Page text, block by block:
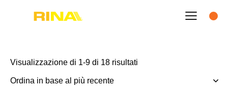
Visualizzazione di 1-9 di 18 risultati